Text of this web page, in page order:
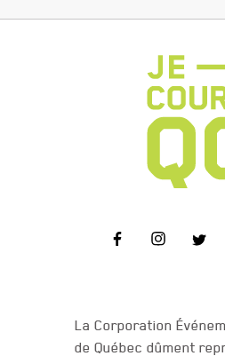
La Corporation
de Québec dûment